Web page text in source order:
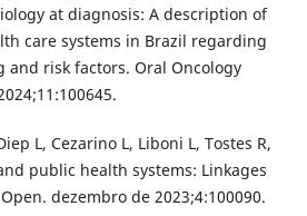
at diagnosis: A description of
care systems in Brazil regarding
risk factors. Oral Oncology
L, Cezarino L, Liboni L, Tostes R,
public health systems: Linkages
dezembro de 2023;4:100090.